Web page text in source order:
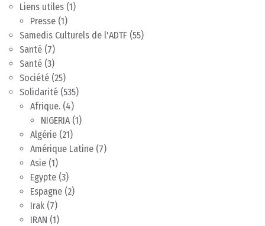
Liens utiles (1)
Presse (1)
Samedis Culturels de l'ADTF (55)
Santé (7)
Santé (3)
Société (25)
Solidarité (535)
Afrique. (4)
NIGERIA(1)
Algérie (21)
Amérique Latine (7)
Asie (1)
Egypte (3)
Espagne (2)
Irak (7)
IRAN (1)